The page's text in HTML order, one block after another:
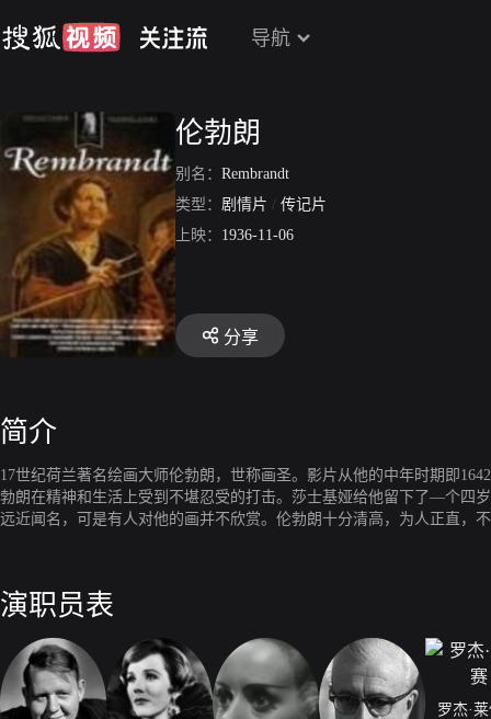
导航
伦勃朗
别名： Rembrandt
类型： 剧情片 / 传记片
上映： 1936-11-06
分享
简介
17世纪荷兰著名绘画大师伦勃朗，世称画圣。影片从他的中年时期即
勃朗在精神和生活上受到不堪忍受的打击。莎士基娅给他留下了—个四
远近闻名，可是有人对他的画并不欣赏。伦勃朗十分清高，为人正直，
演职员表
罗杰·